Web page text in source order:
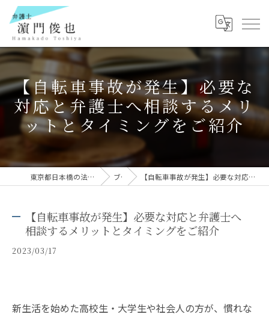
【自転車事故が発生】必要な
対応と弁護士へ相談するメリ
ットとタイミングをご紹介
東京都日本橋の法律事務所なら弁護士 濵門俊也 ブログ 【自転車事故が発生】必要な対応と弁護士へ相談するメリットとタイミングをご紹介
【自転車事故が発生】必要な対応と弁護士へ
相談するメリットとタイミングをご紹介
2023/03/17
新生活を始めた高校生・大学生や社会人の方が、慣れな